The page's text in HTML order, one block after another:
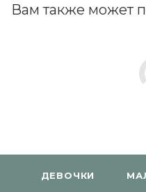
Вам также может
ДЕВОЧКИ